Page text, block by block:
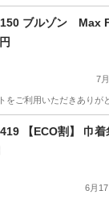
ブルゾン Max
7
をご利用いただきあり
/ファッション リユース
【ECO割】 巾着
6月17